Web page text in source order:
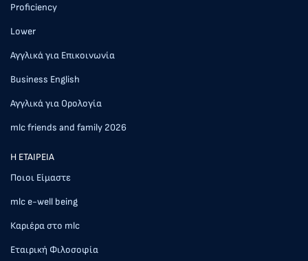
Proficiency
Lower
Αγγλικά για Επικοινωνία
Business English
Αγγλικά για Ορολογία
mlc friends and family 2026
Η ΕΤΑΙΡΕΙΑ
Ποιοι Είμαστε
mlc e-well being
Καριέρα στο mlc
Εταιρική Φιλοσοφία